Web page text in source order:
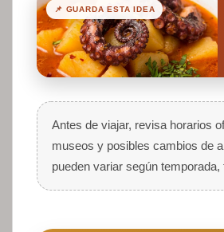
📌 GUARDA ESTA IDEA
Antes de viajar, revisa horarios
museos y posibles cambios de
pueden variar según